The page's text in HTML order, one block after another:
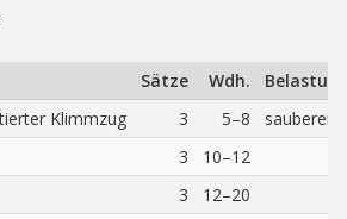
Sätze Wdh.
Klimmzug
3 5–8
sauberer
3 10–12
3
12–20